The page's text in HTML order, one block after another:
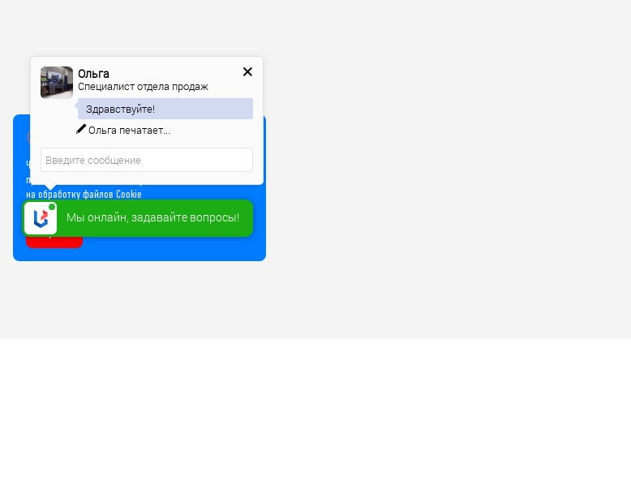
Мы используем куки
Чтобы улучшить работу сайта, мы используем Cookie и
прочие технологии. Используя сайт, вы соглашаетесь
на обработку файлов Cookie
Хорошо
Мы онлайн, задавайте вопросы!
Ольга
Специалист отдела продаж
Здравствуйте!
Ольга печатает...